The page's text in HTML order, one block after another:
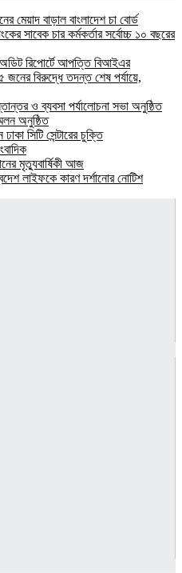
মেয়াদ বাড়াল বাংলাদেশ চা বোর্ড
সাবেক চার কর্মকর্তার সর্বোচ্চ ১০ বছরের
অডিট রিপোর্টে আপত্তি বিআইএর
জনের বিরুদ্ধে তদন্ত শেষ পর্যায়ে,
ও ব্যবসা পর্যালোচনা সভা অনুষ্ঠিত
অনুষ্ঠিত
সিটি সেন্টারের চুক্তি
মৃত্যুবার্ষিকী আজ
লাইফকে কারণ দর্শানোর নোটিশ